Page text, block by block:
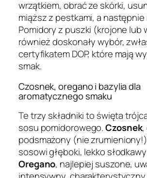
wrzątkiem, obrać ze skórki,
miąższ z pestkami, a
Pomidory z puszki (krojone lub
również doskonały wybór,
certyfikatem DOP, które mają
smak.
Czosnek, oregano i bazylia dla
aromatycznego smaku
Te trzy składniki to święta
sosu pomidorowego.Czosnek,
podsmażony (nie
sosowi głęboki, lekko
Oregano, najlepiej suszone,